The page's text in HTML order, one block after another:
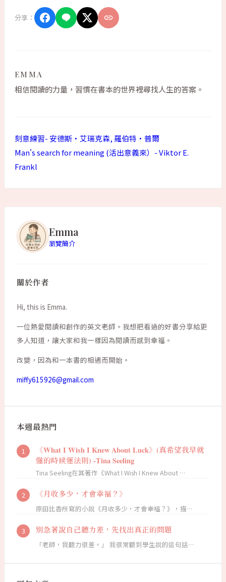
分享：
EMMA
相信閱讀的力量，習慣在書本的世界裡尋找人生的答案。
刻意練習- 安德斯‧艾瑞克森, 羅伯特‧普爾
Man's search for meaning (活出意義來）- Viktor E.
Frankl
Emma
瀏覽簡介
關於作者
Hi, this is Emma.
一位熱愛閱讀和創作的英文老師。我想把看過的好書分享給更
多人知道，讓大家和我一樣因為閱讀而感到幸福。
改變，因為和一本書的相遇而開始。
miffy615926@gmail.com
本週最熱門
《What I Wish I Knew About Luck》(真希望我早就
懂的時候運法則) -Tina Seeling
Tina Seeling在其著作《What I Wish I Knew About …
《月收多少，才會幸福？》
原田比香所寫的小說《月收多少，才會幸福？》，描…
別急著說自己聽力差，先找出真正的問題
「老師，我聽力很差。」 我很常聽到學生說的這句話…